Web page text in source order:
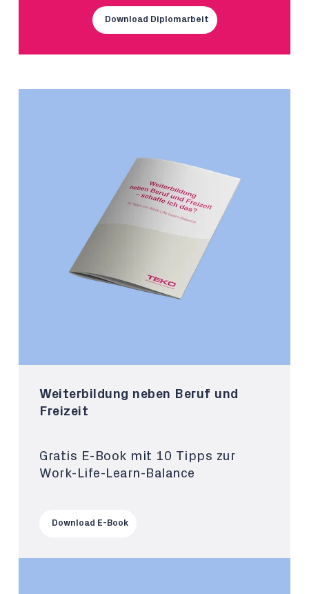
Download Diplomarbeit
Weiterbildung neben Beruf und
Freizeit
Gratis E-Book mit 10 Tipps zur
Work-Life-Learn-Balance
Download E-Book